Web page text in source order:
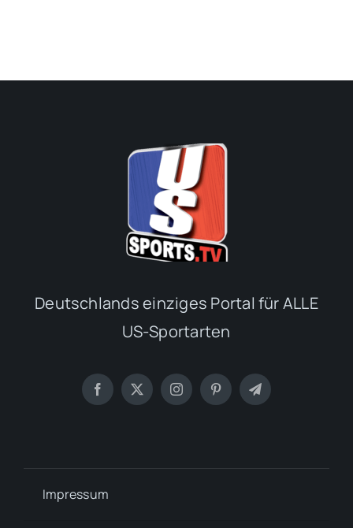
Deutschlands einziges Portal für ALLE
US-Sportarten
Impressum